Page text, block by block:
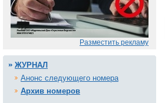
Разместить рекламу
ЖУРНАЛ
Анонс следующего номера
Архив номеров